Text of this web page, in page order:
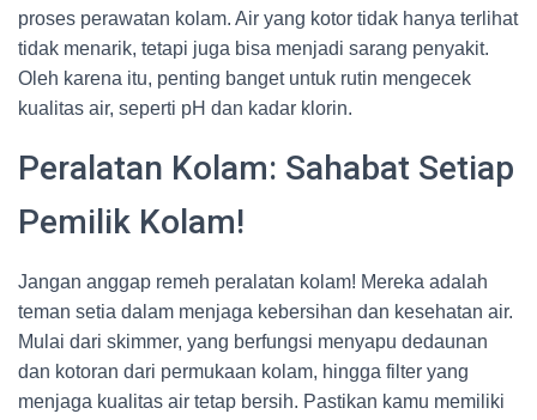
proses perawatan kolam. Air yang kotor tidak hanya terlihat
tidak menarik, tetapi juga bisa menjadi sarang penyakit.
Oleh karena itu, penting banget untuk rutin mengecek
kualitas air, seperti pH dan kadar klorin.
Peralatan Kolam: Sahabat Setiap
Pemilik Kolam!
Jangan anggap remeh peralatan kolam! Mereka adalah
teman setia dalam menjaga kebersihan dan kesehatan air.
Mulai dari skimmer, yang berfungsi menyapu dedaunan
dan kotoran dari permukaan kolam, hingga filter yang
menjaga kualitas air tetap bersih. Pastikan kamu memiliki